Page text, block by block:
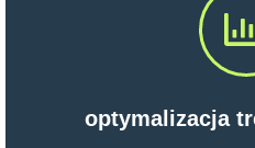
optymalizacja